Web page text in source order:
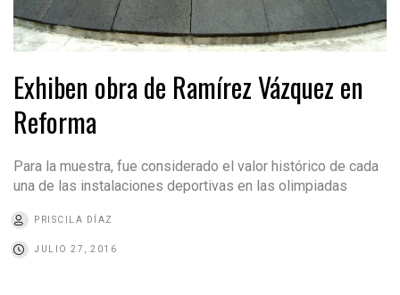
Exhiben obra de Ramírez Vázquez en
Reforma
Para la muestra, fue considerado el valor histórico de cada
una de las instalaciones deportivas en las olimpiadas
PRISCILA DÍAZ
JULIO 27, 2016